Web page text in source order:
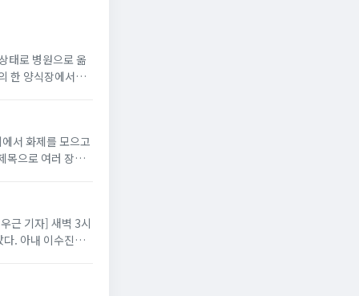
태로 병원으로 옮
한 양식장에서
서 화제를 모으고
목으로 여러 장의
근 기자] 새벽 3시
다. 아내 이수진은